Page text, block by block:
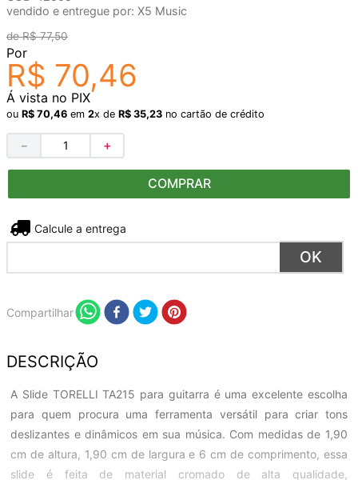
vendido e entregue por: X5 Music
R$ 77,50
Por
R$ 70,46
Á vista no PIX
ou R$ 70,46 em 2x de R$ 35,23 no cartão de crédito
＋
－
COMPRAR
Não sei meu CEP
Compartilhar
DESCRIÇÃO
A Slide TORELLI TA215 para guitarra é uma excelente escolha
para quem procura uma ferramenta versátil para criar tons
deslizantes e dinâmicos em sua música. Com medidas de 1,90
cm de altura, 1,90 cm de largura e 6 cm de comprimento, essa
slide é feita de material cromado de alta qualidade,